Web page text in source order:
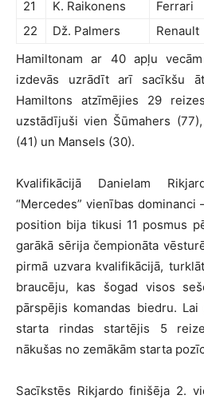
21
K. Raikonens Ferrari
22
Dž. Palmers Renault
Hamiltonam ar 40 apļu
izdevās uzrādīt arī sacīkšu
Hamiltons atzīmējies 29
uzstādījuši vien Šūmahers
(41) un Mansels (30).
Kvalifikācijā Danielam
“Mercedes” vienības dominanci
position bija tikusi 11 posmus
garākā sērija čempionāta
pirmā uzvara kvalifikācijā,
braucēju, kas šogad visos
pārspējis komandas biedru.
starta rindas startējis 5
nākušas no zemākām starta
Sacīkstēs Rikjardo finišēja 2.